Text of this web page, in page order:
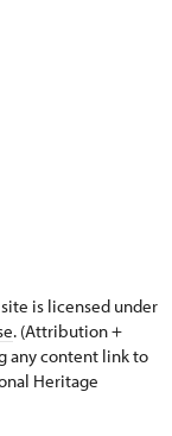
is licensed under
. (Attribution +
any content link to
Heritage